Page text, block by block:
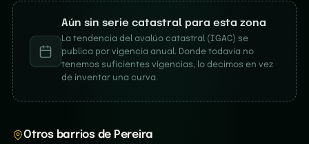
Aún sin serie catastral para esta zona
La tendencia del avalúo catastral (IGAC) se
publica por vigencia anual. Donde todavía no
tenemos suficientes vigencias, lo decimos en vez
de inventar una curva.
Otros barrios de Pereira